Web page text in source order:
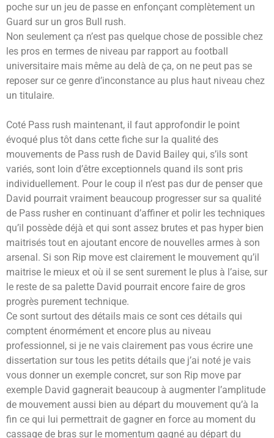
poche sur un jeu de passe en enfonçant complètement un
Guard sur un gros Bull rush.
Non seulement ça n’est pas quelque chose de possible chez
les pros en termes de niveau par rapport au football
universitaire mais même au delà de ça, on ne peut pas se
reposer sur ce genre d’inconstance au plus haut niveau chez
un titulaire.
Coté Pass rush maintenant, il faut approfondir le point
évoqué plus tôt dans cette fiche sur la qualité des
mouvements de Pass rush de David Bailey qui, s’ils sont
variés, sont loin d’être exceptionnels quand ils sont pris
individuellement. Pour le coup il n’est pas dur de penser que
David pourrait vraiment beaucoup progresser sur sa qualité
de Pass rusher en continuant d’affiner et polir les techniques
qu’il possède déjà et qui sont assez brutes et pas hyper bien
maitrisés tout en ajoutant encore de nouvelles armes à son
arsenal. Si son Rip move est clairement le mouvement qu’il
maitrise le mieux et où il se sent surement le plus à l’aise, sur
le reste de sa palette David pourrait encore faire de gros
progrès purement technique.
Ce sont surtout des détails mais ce sont ces détails qui
comptent énormément et encore plus au niveau
professionnel, si je ne vais clairement pas vous écrire une
dissertation sur tous les petits détails que j’ai noté je vais
vous donner un exemple concret, sur son Rip move par
exemple David gagnerait beaucoup à augmenter l’amplitude
de mouvement aussi bien au départ du mouvement qu’à la
fin ce qui lui permettrait de gagner en force au moment du
cassage de bras sur le momentum gagné au départ du